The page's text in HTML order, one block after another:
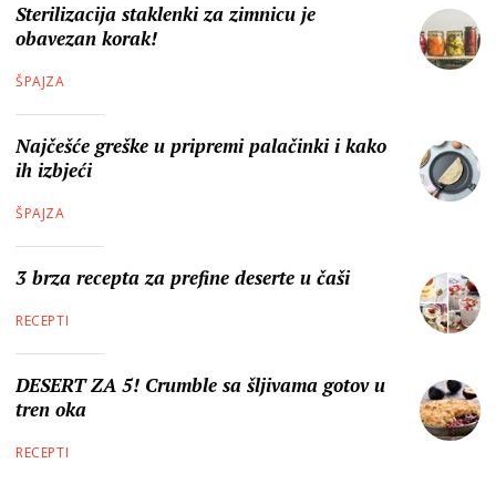
Sterilizacija staklenki za zimnicu je
obavezan korak!
ŠPAJZA
Najčešće greške u pripremi palačinki i kako
ih izbjeći
ŠPAJZA
3 brza recepta za prefine deserte u čaši
RECEPTI
DESERT ZA 5! Crumble sa šljivama gotov u
tren oka
RECEPTI